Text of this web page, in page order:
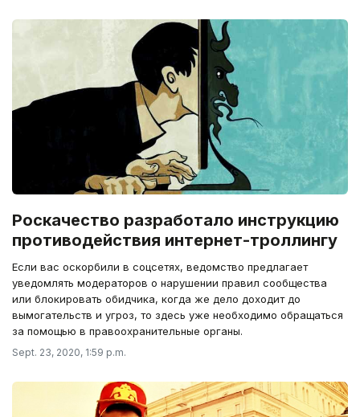
Роскачество разработало инструкцию
противодействия интернет-троллингу
Если вас оскорбили в соцсетях, ведомство предлагает
уведомлять модераторов о нарушении правил сообщества
или блокировать обидчика, когда же дело доходит до
вымогательств и угроз, то здесь уже необходимо обращаться
за помощью в правоохранительные органы.
Sept. 23, 2020, 1:59 p.m.